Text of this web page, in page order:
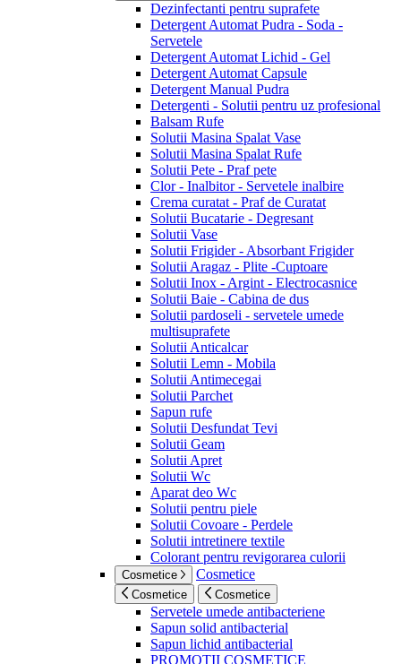
Dezinfectanti pentru suprafete
Detergent Automat Pudra - Soda -
Servetele
Detergent Automat Lichid - Gel
Detergent Automat Capsule
Detergent Manual Pudra
Detergenti - Solutii pentru uz profesional
Balsam Rufe
Solutii Masina Spalat Vase
Solutii Masina Spalat Rufe
Solutii Pete - Praf pete
Clor - Inalbitor - Servetele inalbire
Crema curatat - Praf de Curatat
Solutii Bucatarie - Degresant
Solutii Vase
Solutii Frigider - Absorbant Frigider
Solutii Aragaz - Plite -Cuptoare
Solutii Inox - Argint - Electrocasnice
Solutii Baie - Cabina de dus
Solutii pardoseli - servetele umede
multisuprafete
Solutii Anticalcar
Solutii Lemn - Mobila
Solutii Antimecegai
Solutii Parchet
Sapun rufe
Solutii Desfundat Tevi
Solutii Geam
Solutii Apret
Solutii Wc
Aparat deo Wc
Solutii pentru piele
Solutii Covoare - Perdele
Solutii intretinere textile
Colorant pentru revigorarea culorii
Cosmetice Cosmetice
Cosmetice Cosmetice
Servetele umede antibacteriene
Sapun solid antibacterial
Sapun lichid antibacterial
PROMOTII COSMETICE